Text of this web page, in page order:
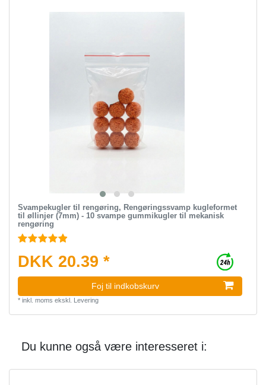
Svampekugler til rengøring, Rengøringssvamp kugleformet
til øllinjer (7mm) - 10 svampe gummikugler til mekanisk
rengøring
DKK 20.39 *
Foj til indkobskurv
* inkl. moms ekskl. Levering
Du kunne også være interesseret i: